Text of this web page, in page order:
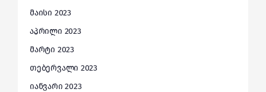
მაისი 2023
აპრილი 2023
მარტი 2023
თებერვალი 2023
იანვარი 2023